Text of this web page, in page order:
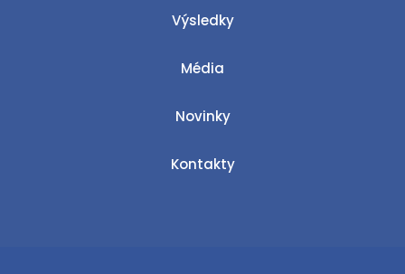
Výsledky
Média
Novinky
Kontakty